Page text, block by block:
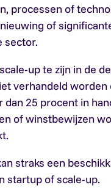
processen of
of
sector.
up te zijn in de
verhandeld worden
25 procent in
of winstbewijzen
straks een
startup of scale-up.